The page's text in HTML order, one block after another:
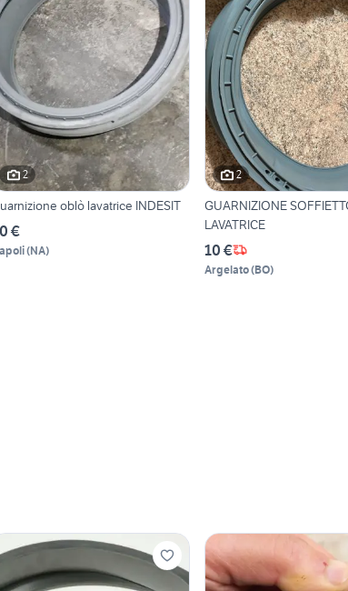
2
oblò lavatrice INDESIT
€
(NA)
2
GUARNIZIONE
LAVATRICE
10 €
Argelato(BO)